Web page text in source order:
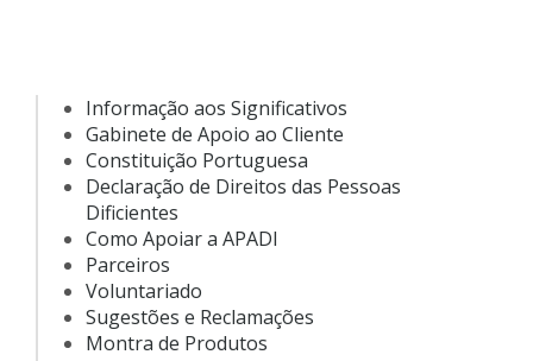
Informação aos Significativos
Gabinete de Apoio ao Cliente
Constituição Portuguesa
Declaração de Direitos das Pessoas
Dificientes
Como Apoiar a APADI
Parceiros
Voluntariado
Sugestões e Reclamações
Montra de Produtos